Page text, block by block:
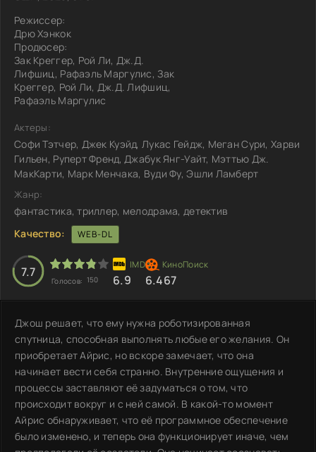
Режиссер:
Дрю Хэнкок
Продюсер:
Зак Креггер, Рой Ли, Дж.Д.
Лифшиц, Рафаэль Маргулис, Зак
Креггер, Рой Ли, Дж.Д. Лифшиц,
Рафаэль Маргулис
Актеры:
Софи Тэтчер, Джек Куэйд, Лукас Гейдж, Меган Сури, Харви
Гильен, Руперт Френд, Джабук Янг-Уайт, Мэттью Дж.
МакКарти, Марк Менчака, Вуди Фу, Эшли Ламберт
Жанр:
фантастика, триллер, мелодрама, детектив
Качество:
WEB-DL
7.7
Голосов: 150 6.9 6.467
Джош решает, что ему нужна роботизированная
спутница, способная выполнять любые его желания. Он
приобретает Айрис, но вскоре замечает, что она
начинает вести себя странно. Внутренние ощущения и
процессы заставляют её задуматься о том, что
происходит вокруг и с ней самой. В какой-то момент
Айрис обнаруживает, что её программное обеспечение
было изменено, и теперь она функционирует иначе, чем